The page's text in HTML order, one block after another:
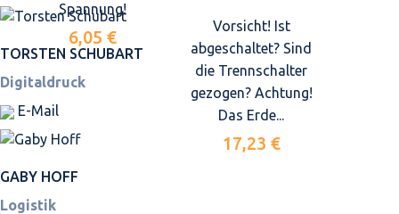
TORSTEN SCHUBART
Digitaldruck
E-Mail
GABY HOFF
Logistik
Spannung!
6,05 €
Vorsicht! Ist
abgeschaltet? Sind
die Trennschalter
gezogen? Achtung!
Das Erde...
17,23 €